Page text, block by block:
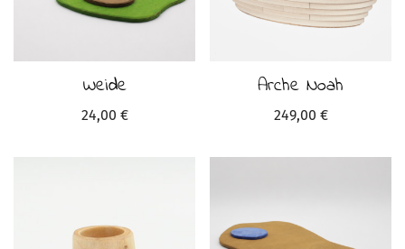
Weide
24,00 €
Arche Noah
249,00 €